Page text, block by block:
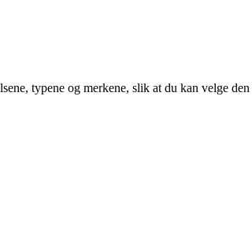
typene og merkene, slik at du kan velge